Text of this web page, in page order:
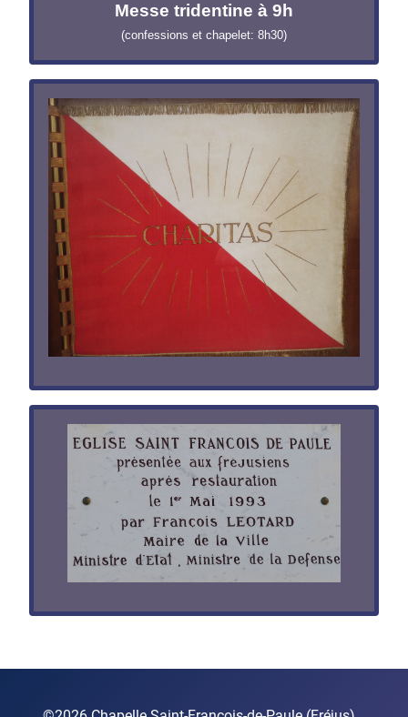
Messe tridentine à 9h
(confessions et chapelet: 8h30)